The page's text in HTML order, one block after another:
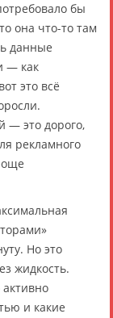
бы
она что-то там
данные
— как
это всё
— это дорого,
рекламного
Но это
жидкость.
активно
и какие